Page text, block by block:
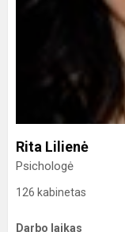
Rita Lilienė
Psichologė
126 kabinetas
Darbo laikas